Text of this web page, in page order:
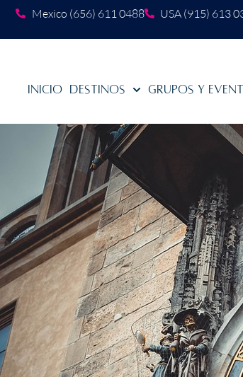
Mexico (656) 611 0488 USA (915) 613
Inicio Destinos Grupos y